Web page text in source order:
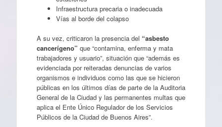
Infraestructura precaria o inadecuada
Vías al borde del colapso
A su vez, criticaron la presencia del “asbesto
cancerígeno” que “contamina, enferma y mata
trabajadores y usuario”, situación que “además es
evidenciada por reiteradas denuncias de varios
organismos e individuos como las que se hicieron
públicas en los últimos días de parte de la Auditoria
General de la Ciudad y las permanentes multas que
aplica el Ente Único Regulador de los Servicios
Públicos de la Ciudad de Buenos Aires”.